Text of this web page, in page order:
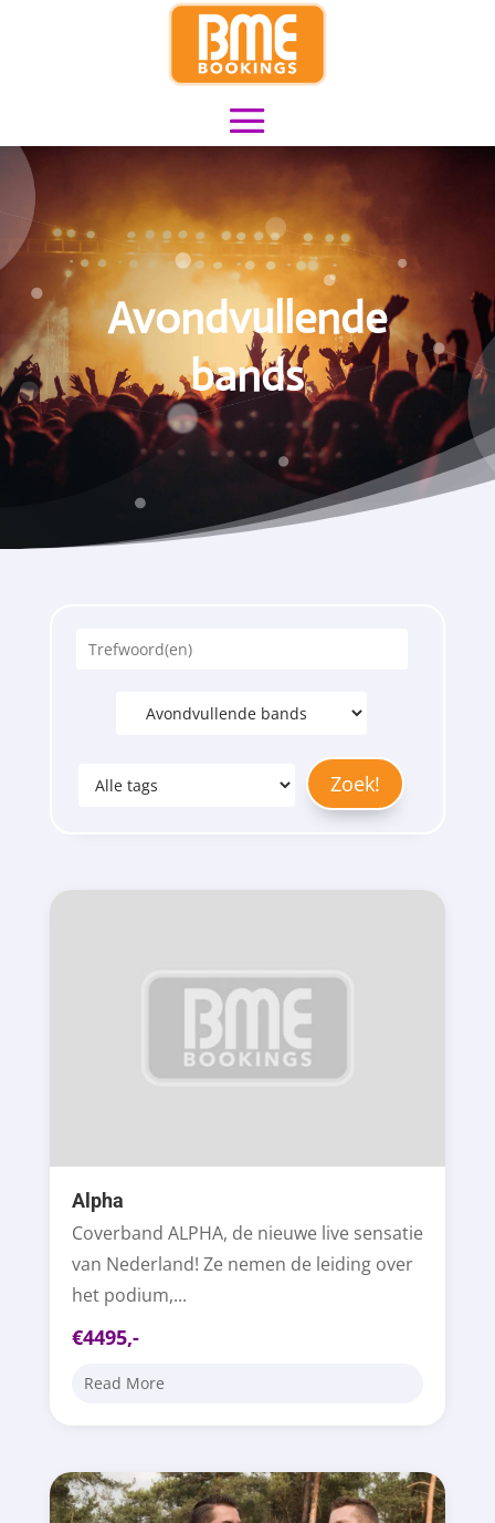
Avondvullende
bands
Alpha
Coverband ALPHA, de nieuwe live sensatie
van Nederland! Ze nemen de leiding over
het podium,...
€4495,-
Read More